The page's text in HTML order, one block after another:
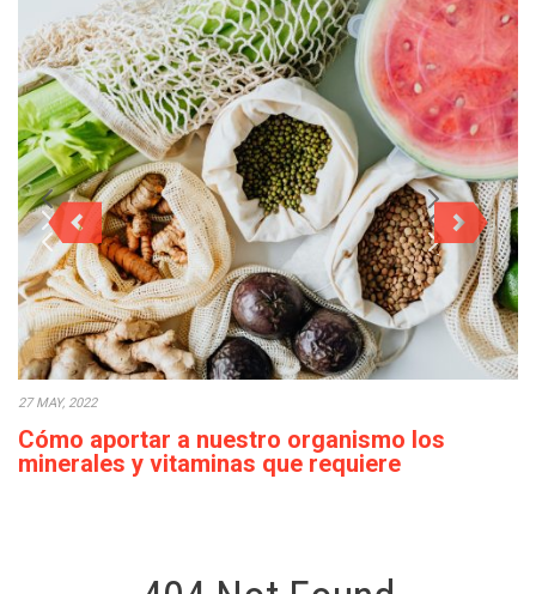
27 MAY, 2022
Cómo aportar a nuestro organismo los
minerales y vitaminas que requiere